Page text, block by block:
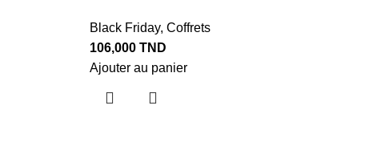
Black Friday, Coffrets
106,000 TND
Ajouter au panier